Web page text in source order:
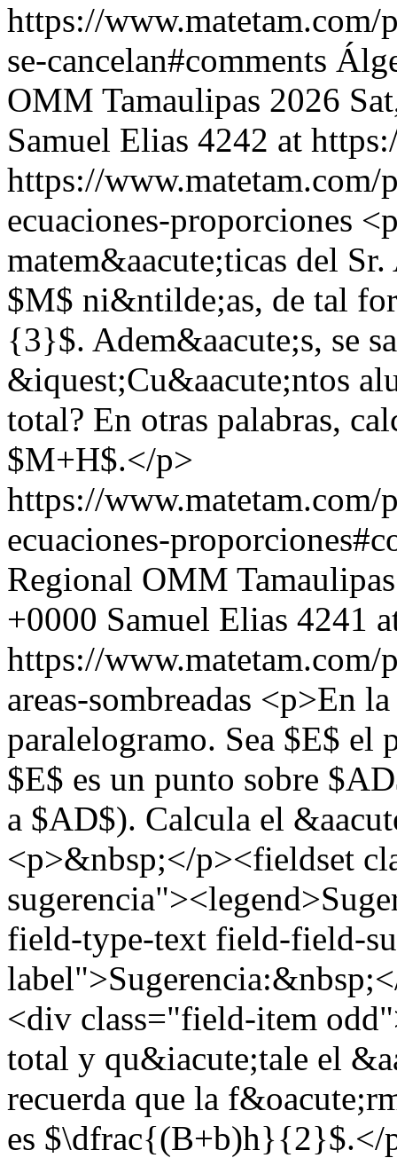
https://www.matetam.com/
se-cancelan#comments
OMM Tamaulipas 2026
Samuel Elias 4242 at
https://www.matetam.com/
ecuaciones-proporciones
matem&aacute;ticas del
$M$ ni&ntilde;as, de tal
{3}$. Adem&aacute;s, se
&iquest;Cu&aacute;ntos
total? En otras palabras,
$M+H$.</p>
https://www.matetam.com/
ecuaciones-
Regional OMM
+0000 Samuel Elias 4241
https://www.matetam.com/
areas-sombreadas <p>En
paralelogramo. Sea $E$ el
$E$ es un punto sobre
a $AD$). Calcula el
<p>&nbsp;</p><fieldset
field-type-text field-field-
<div class="field-item
total y qu&iacute;tale el
recuerda que la
es